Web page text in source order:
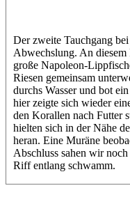
Der zweite Tauchgang
Abwechslung. An
große Napoleon-
Riesen gemeinsam
durchs Wasser und bot
hier zeigte sich wieder
den Korallen nach Futter
hielten sich in der Nähe
heran. Eine Muräne
Abschluss sahen wir
Riff entlang schwamm.